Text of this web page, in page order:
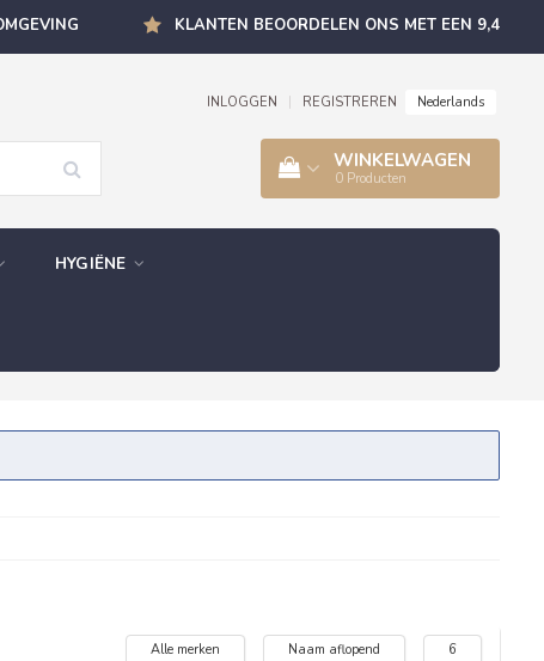
KLANTEN BEOORDELEN ONS MET EEN 9,4
INLOGGEN REGISTREREN Nederlands
WINKELWAGEN
0 Producten
HYGIËNE
Alle merken Naam aflopend 6